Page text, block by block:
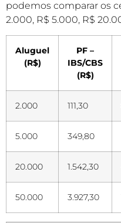
podemos comparar os
2.000, R$ 5.000, R$
Aluguel
(R$)
PF –
IBS/CBS
(R$)
2.000 111,30
5.000 349,80
20.000 1.542,30
50.000 3.927,30